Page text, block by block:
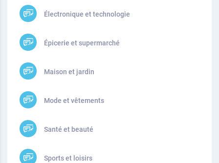
Électronique et technologie
Épicerie et supermarché
Maison et jardin
Mode et vêtements
Santé et beauté
Sports et loisirs